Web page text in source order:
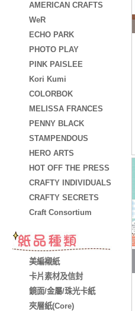
AMERICAN CRAFTS
WeR
ECHO PARK
PHOTO PLAY
PINK PAISLEE
Kori Kumi
COLORBOK
MELISSA FRANCES
PENNY BLACK
STAMPENDOUS
HERO ARTS
HOT OFF THE PRESS
CRAFTY INDIVIDUALS
CRAFTY SECRETS
Craft Consortium
美編襯紙
卡片素材及信封
鏡面/金屬/珠光卡紙
夾層紙(Core)